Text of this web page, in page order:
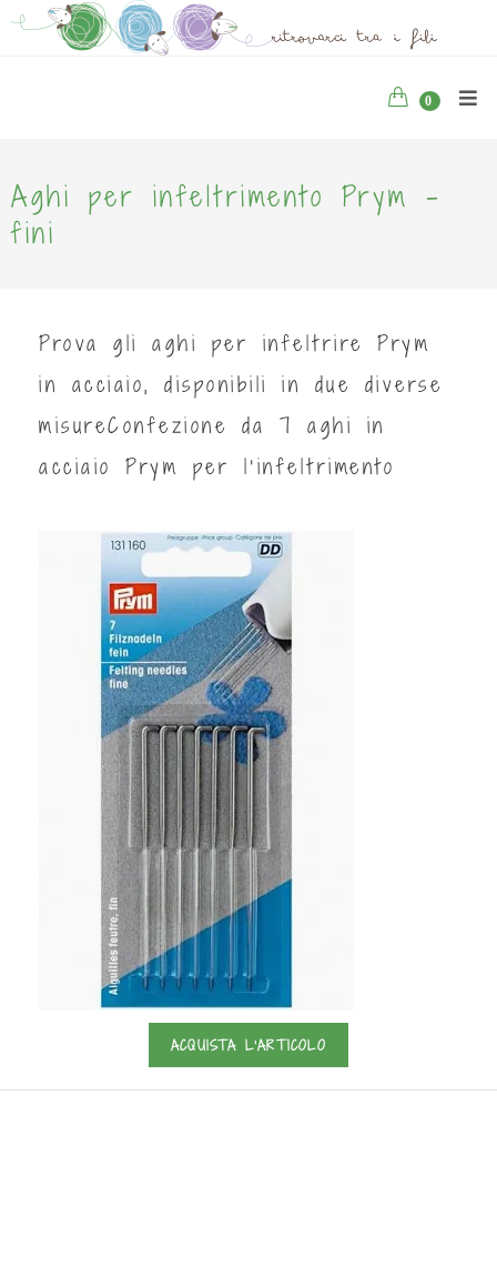
0
Aghi per infeltrimento Prym -
fini
Prova gli aghi per infeltrire Prym
in acciaio, disponibili in due diverse
misureConfezione da 7 aghi in
acciaio Prym per l'infeltrimento
ACQUISTA L'ARTICOLO